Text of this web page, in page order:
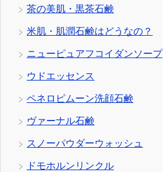
茶の美肌・黒茶石鹸
米肌・肌潤石鹸はどうなの？
ニューピュアフコイダンソープ
ウドエッセンス
ペネロピムーン洗顔石鹸
ヴァーナル石鹸
スノーパウダーウォッシュ
ドモホルンリンクル